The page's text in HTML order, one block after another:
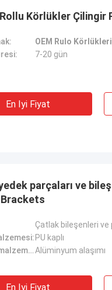
Körlükler
OEM Rulo Körlükleri
7-20 gün
En Iyi Fiyat
parçaları ve
Çatlak bileşenleri ve
PU kaplı
Çerçeve malzemesi:Alüminyum alaşımı
En Iyi Fiyat